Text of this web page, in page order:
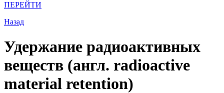
ПЕРЕЙТИ
Назад
Удержание радиоактивных
веществ (англ. radioactive
material retention)